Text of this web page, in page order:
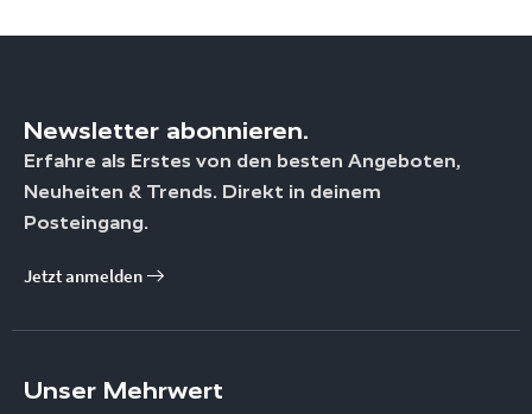
Newsletter abonnieren.
Erfahre als Erstes von den besten Angeboten,
Neuheiten & Trends. Direkt in deinem
Posteingang.
Jetzt anmelden
Unser Mehrwert